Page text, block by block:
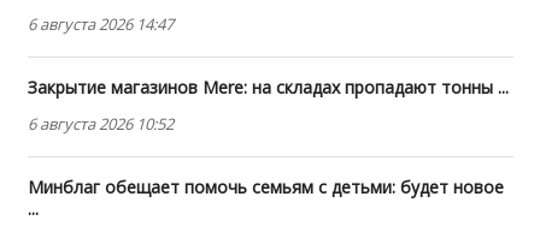
6 августа 2026 14:47
Закрытие магазинов Mere: на складах пропадают тонны ...
6 августа 2026 10:52
Минблаг обещает помочь семьям с детьми: будет новое
...